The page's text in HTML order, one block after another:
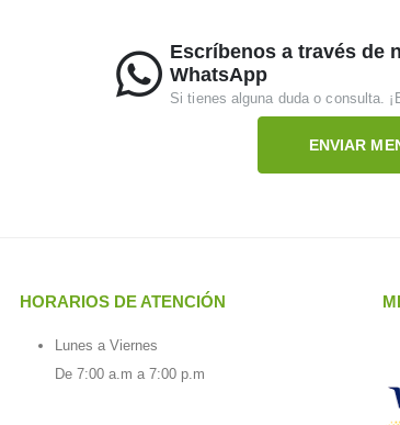
Escríbenos a través de
WhatsApp
Si tienes alguna duda o consulta.
ENVIAR
HORARIOS DE ATENCIÓN
Lunes a Viernes
De 7:00 a.m a 7:00 p.m